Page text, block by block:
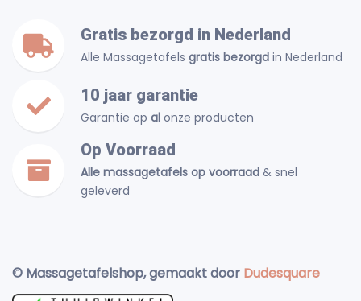
Gratis bezorgd in Nederland
Alle Massagetafels gratis bezorgd in Nederland
10 jaar garantie
Garantie op al onze producten
Op Voorraad
Alle massagetafels op voorraad & snel
geleverd
© Massagetafelshop, gemaakt door Dudesquare